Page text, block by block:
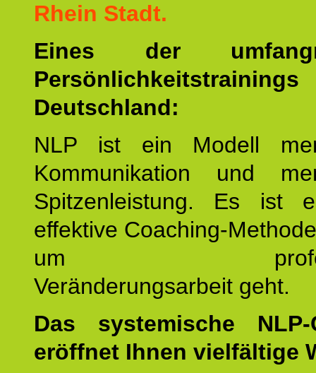
Rhein Stadt.
Eines der
Deutschland:
NLP ist ein Modell
Kommunikation und
Spitzenleistung. Es ist
effektive Coaching-
um
Veränderungsarbeit geht.
Das systemische NLP-
eröffnet Ihnen vielfältige